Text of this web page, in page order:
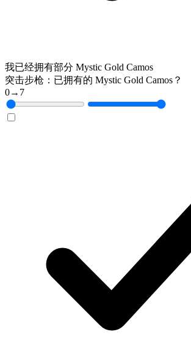
我已经拥有部分 Mystic Gold Camos
突击步枪：已拥有的 Mystic Gold Camos？
0→ 7